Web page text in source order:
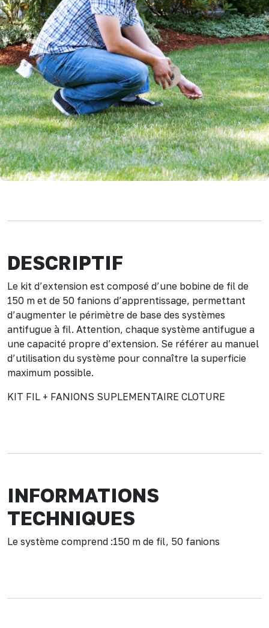
DESCRIPTIF
Le kit d’extension est composé d’une bobine de fil de
150 m et de 50 fanions d’apprentissage, permettant
d’augmenter le périmètre de base des systèmes
antifugue à fil. Attention, chaque système antifugue a
une capacité propre d’extension. Se référer au manuel
d’utilisation du système pour connaître la superficie
maximum possible.
KIT FIL + FANIONS SUPLEMENTAIRE CLOTURE
INFORMATIONS
TECHNIQUES
Le système comprend :150 m de fil, 50 fanions